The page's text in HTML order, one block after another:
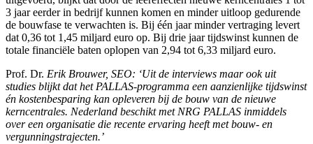
3 jaar eerder in bedrijf kunnen komen en minder uitloop gedurende
de bouwfase te verwachten is. Bij één jaar minder vertraging levert
dat 0,36 tot 1,45 miljard euro op. Bij drie jaar tijdswinst kunnen de
totale financiële baten oplopen van 2,94 tot 6,33 miljard euro.
Prof. Dr. Erik Brouwer, SEO: ‘Uit de interviews maar ook uit
studies blijkt dat het PALLAS-programma een aanzienlijke tijdswinst
én kostenbesparing kan opleveren bij de bouw van de nieuwe
kerncentrales. Nederland beschikt met NRG PALLAS inmiddels
over een organisatie die recente ervaring heeft met bouw- en
vergunningstrajecten.’